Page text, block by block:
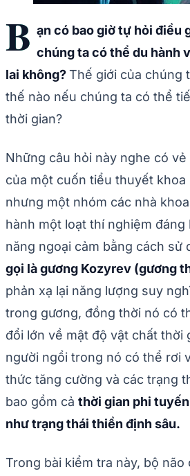
B ạn có bao giờ tự hỏi điều
chúng ta có thể du hành
lai không?Thế giới của chúng
thế nào nếu chúng ta có thể
thời gian?
Những câu hỏi này nghe có
của một cuốn tiểu thuyết
nhưng một nhóm các nhà
hành một loạt thí nghiệm đáng
năng ngoại cảm bằng cách sử
gọi là gương Kozyrev (gương
phản xạ lại năng lượng suy
trong gương, đồng thời nó có
đổi lớn về mật độ vật chất thời
người ngồi trong nó có thể rơi
thức tăng cường và các trạng
bao gồm cả thời gian phi
như trạng thái thiền định sâu.
Trong bài kiểm tra này, bộ